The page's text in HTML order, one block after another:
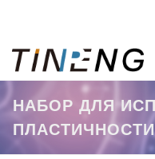
НАБОР ДЛЯ
ПЛАСТИЧНОСТИ